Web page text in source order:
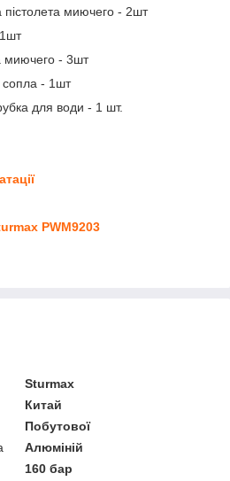
миючего - 2шт
миючего - 3шт
сопла - 1шт
для води - 1 шт.
PWM9203
Sturmax
Китай
Побутової
Алюміній
160 бар